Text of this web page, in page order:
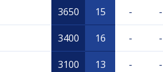
3650 15 - -
3400 16 - -
3100 13 - -